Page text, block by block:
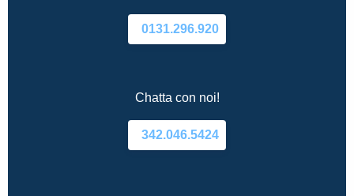
0131.296.920
Chatta con noi!
342.046.5424